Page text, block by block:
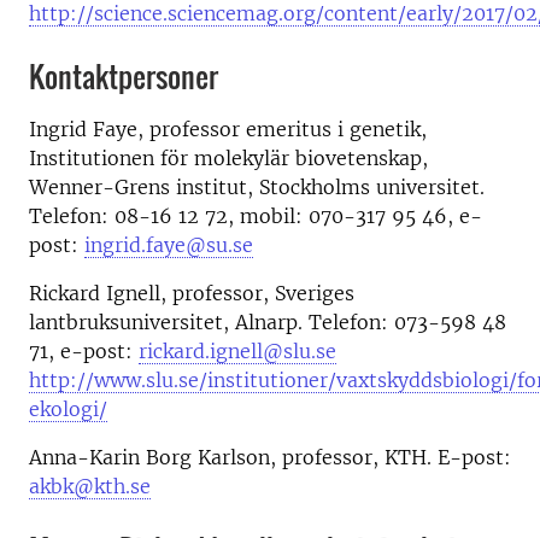
http://science.sciencemag.org/content/early/2017/
Kontaktpersoner
Ingrid Faye, professor emeritus i genetik,
Institutionen för molekylär biovetenskap,
Wenner-Grens institut, Stockholms universitet.
Telefon: 08-16 12 72, mobil: 070-317 95 46, e-
post: ingrid.faye@su.se
Rickard Ignell, professor, Sveriges
lantbruksuniversitet, Alnarp. Telefon: 073-598 48
71, e-post: rickard.ignell@slu.se
http://www.slu.se/institutioner/vaxtskyddsbiologi/
ekologi/
Anna-Karin Borg Karlson, professor, KTH. E-post:
akbk@kth.se